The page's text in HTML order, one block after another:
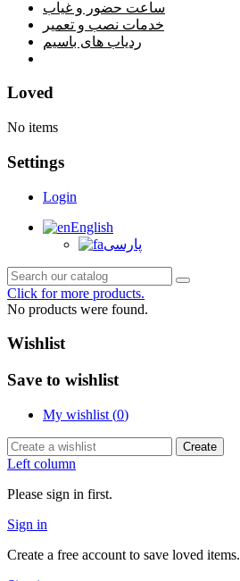
ساعت حضور و غیاب
خدمات نصب و تعمیر
ردیاب های باسیم
Loved
No items
Settings
Login
English
پارسی
Click for more products.
No products were found.
Wishlist
Save to wishlist
My wishlist (0)
Create
Left column
Please sign in first.
Sign in
Create a free account to save loved items.